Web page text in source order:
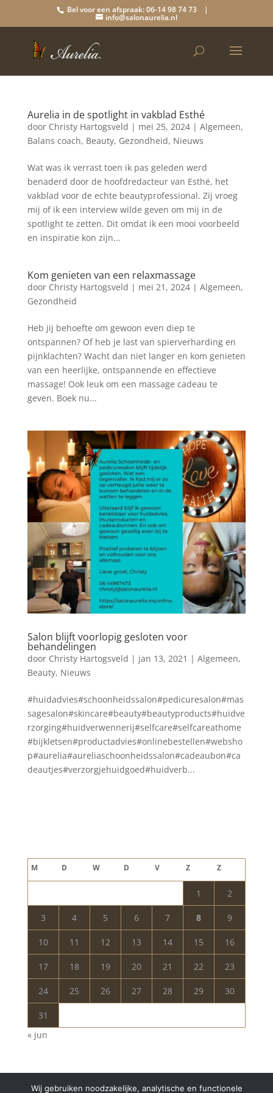
Bel voor een afspraak: 06-14 98 74 73 |
info@salonaurelia.nl
Aurelia in de spotlight in vakblad Esthé
door Christy Hartogsveld | mei 25, 2024| Algemeen,
Balans coach, Beauty, Gezondheid, Nieuws
Wat was ik verrast toen ik pas geleden werd
benaderd door de hoofdredacteur van Esthé, het
vakblad voor de echte beautyprofessional. Zij vroeg
mij of ik een interview wilde geven om mij in de
spotlight te zetten. Dit omdat ik een mooi voorbeeld
en inspiratie kon zijn...
Kom genieten van een relaxmassage
door Christy Hartogsveld | mei 21, 2024| Algemeen,
Gezondheid
Heb jij behoefte om gewoon even diep te
ontspannen? Of heb je last van spierverharding en
pijnklachten? Wacht dan niet langer en kom genieten
van een heerlijke, ontspannende en effectieve
massage! Ook leuk om een massage cadeau te
geven. Boek nu...
Salon blijft voorlopig gesloten voor
behandelingen
door Christy Hartogsveld | jan 13, 2021 | Algemeen,
Beauty, Nieuws
#huidadvies#schoonheidssalon#pedicuresalon#mas
sagesalon#skincare#beauty#beautyproducts#huidve
rzorging#huidverwennerij#selfcare#selfcareathome
#bijkletsen#productadvies#onlinebestellen#websho
p#aurelia#aureliaschoonheidssalon#cadeaubon#ca
deautjes#verzorgjehuidgoed#huidverb...
M D W D V Z Z
1 2
3 4 5 6 7 8 9
10 11 12 13 14 15 16
17 18 19 20 21 22 23
24 25 26 27 28 29 30
31
« jun
Wij gebruiken noodzakelijke, analytische en functionele